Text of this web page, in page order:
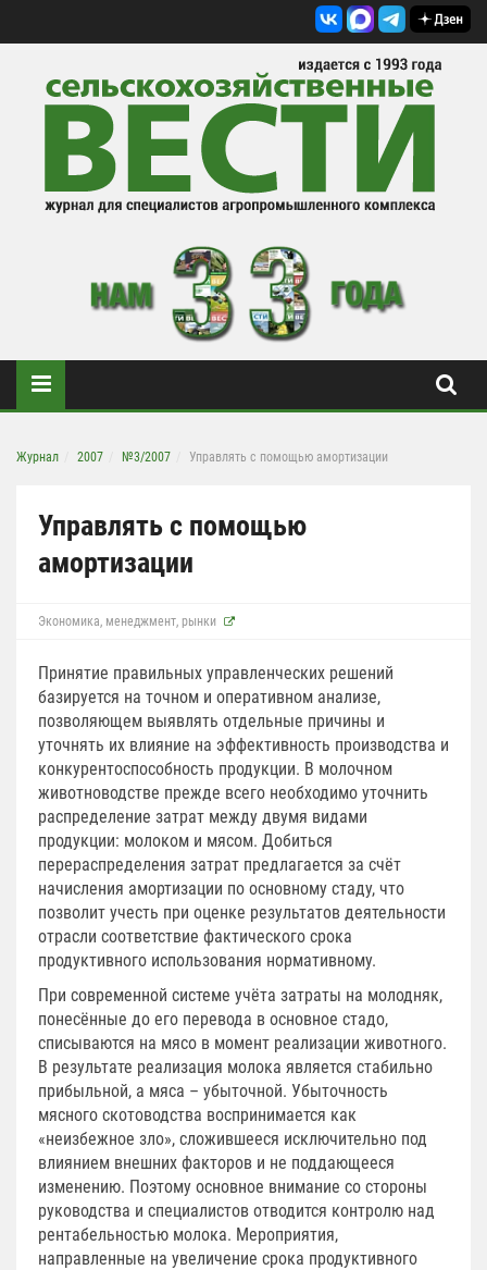
Журнал 2007 №3/2007 Управлять с помощью амортизации
Управлять с помощью
амортизации
Экономика, менеджмент, рынки
Принятие правильных управленческих решений
базируется на точном и оперативном анализе,
позволяющем выявлять отдельные причины и
уточнять их влияние на эффективность производства и
конкурентоспособность продукции. В молочном
животноводстве прежде всего необходимо уточнить
распределение затрат между двумя видами
продукции: молоком и мясом. Добиться
перераспределения затрат предлагается за счёт
начисления амортизации по основному стаду, что
позволит учесть при оценке результатов деятельности
отрасли соответствие фактического срока
продуктивного использования нормативному.
При современной системе учёта затраты на молодняк,
понесённые до его перевода в основное стадо,
списываются на мясо в момент реализации животного.
В результате реализация молока является стабильно
прибыльной, а мяса – убыточной. Убыточность
мясного скотоводства воспринимается как
«неизбежное зло», сложившееся исключительно под
влиянием внешних факторов и не поддающееся
изменению. Поэтому основное внимание со стороны
руководства и специалистов отводится контролю над
рентабельностью молока. Мероприятия,
направленные на увеличение срока продуктивного